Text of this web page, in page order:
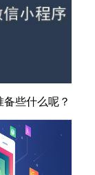
些什么呢？